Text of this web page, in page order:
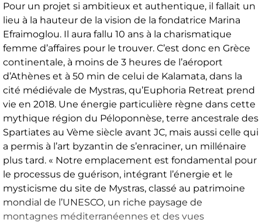
Pour un projet si ambitieux et authentique, il fallait un
lieu à la hauteur de la vision de la fondatrice Marina
Efraimoglou. Il aura fallu 10 ans à la charismatique
femme d’affaires pour le trouver. C’est donc en Grèce
continentale, à moins de 3 heures de l’aéroport
d’Athènes et à 50 min de celui de Kalamata, dans la
cité médiévale de Mystras, qu’Euphoria Retreat prend
vie en 2018. Une énergie particulière règne dans cette
mythique région du Péloponnèse, terre ancestrale des
Spartiates au Vème siècle avant JC, mais aussi celle qui
a permis à l’art byzantin de s’enraciner, un millénaire
plus tard. « Notre emplacement est fondamental pour
le processus de guérison, intégrant l’énergie et le
mysticisme du site de Mystras, classé au patrimoine
mondial de l’UNESCO, un riche paysage de
montagnes méditerranéennes et des vues